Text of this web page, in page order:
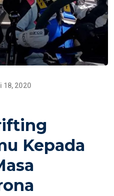
18, 2020
Kepada